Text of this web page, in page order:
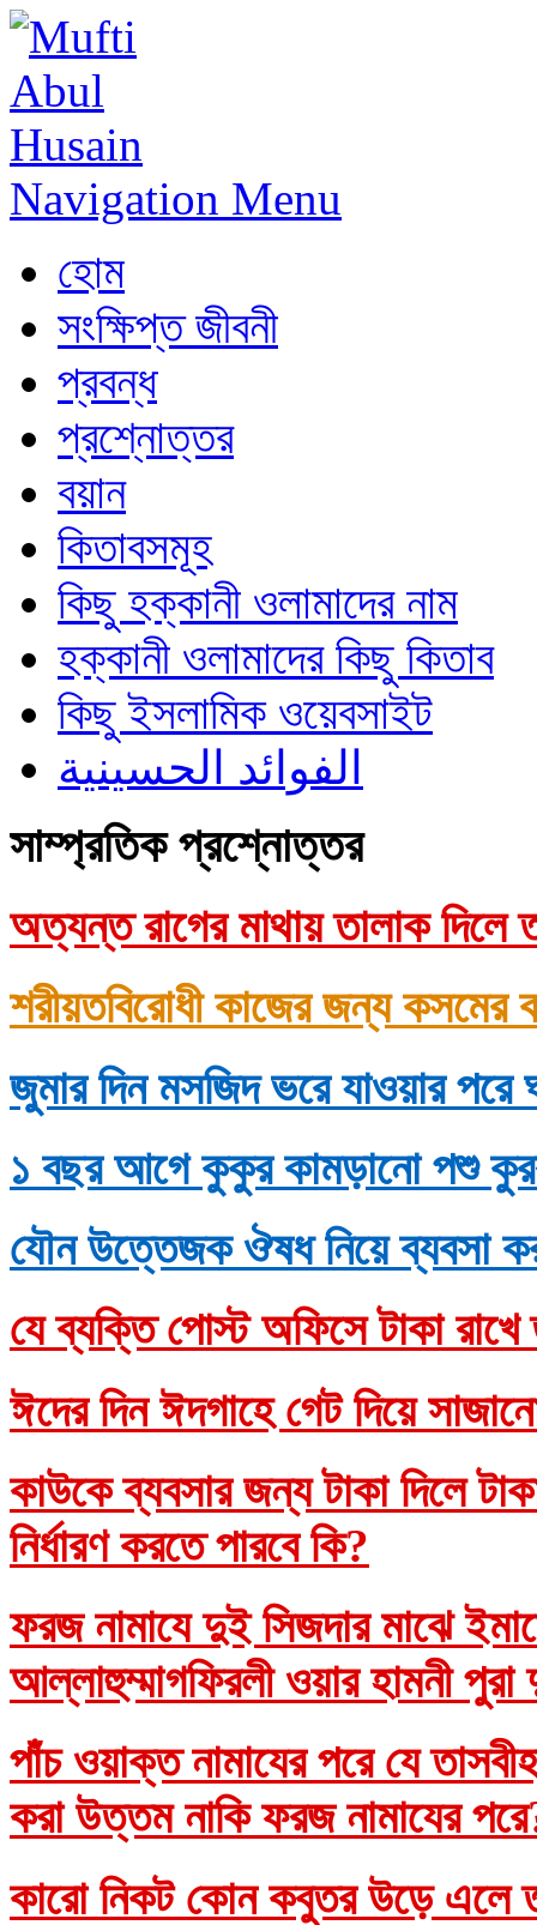
Navigation Menu
হোম
সংক্ষিপ্ত জীবনী
প্রবন্ধ
প্রশ্নোত্তর
বয়ান
কিতাবসমূহ
কিছু হক্কানী ওলামাদের নাম
হক্কানী ওলামাদের কিছু কিতাব
কিছু ইসলামিক ওয়েবসাইট
الفوائد الحسينية
সাম্প্রতিক প্রশ্নোত্তর
অত্যন্ত রাগের মাথায় তালাক দিলে
শরীয়তবিরোধী কাজের জন্য কসমের
জুমার দিন মসজিদ ভরে যাওয়ার
১ বছর আগে কুকুর কামড়ানো পশু
যৌন উত্তেজক ঔষধ নিয়ে ব্যবসা
যে ব্যক্তি পোস্ট অফিসে টাকা রাখে
ঈদের দিন ঈদগাহে গেট দিয়ে
কাউকে ব্যবসার জন্য টাকা দিলে
নির্ধারণ করতে পারবে কি?
ফরজ নামাযে দুই সিজদার মাঝে
আল্লাহুম্মাগফিরলী ওয়ার হামনী
পাঁচ ওয়াক্ত নামাযের পরে যে
করা উত্তম নাকি ফরজ নামাযের
কারো নিকট কোন কবুতর উড়ে এলে